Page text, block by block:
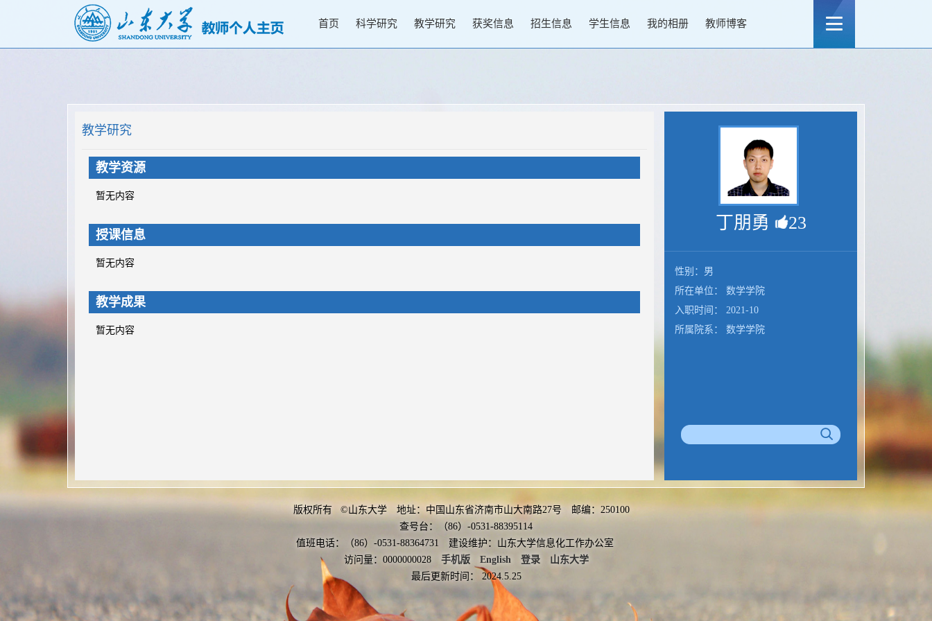
首页 科学研究 教学研究 获奖信息 招生信息 学生信息 我的相册 教师博客
教学研究
教学资源
暂无内容
授课信息
暂无内容
教学成果
暂无内容
丁朋勇 23
性别：男
所在单位： 数学学院
入职时间： 2021-10
所属院系： 数学学院
版权所有 ©山东大学 地址：中国山东省济南市山大南路27号 邮编：250100
查号台：（86）-0531-88395114
值班电话：（86）-0531-88364731 建设维护：山东大学信息化工作办公室
访问量： 0000000028 手机版 English 登录
山东大学
最后更新时间： 2024.5.25